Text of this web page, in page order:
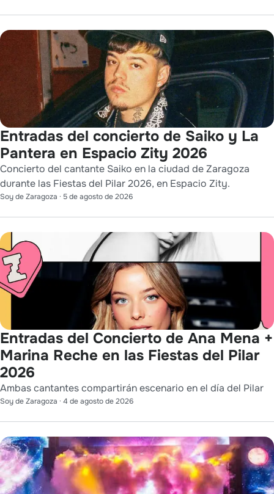
Entradas del concierto de Saiko y La
Pantera en Espacio Zity 2026
Concierto del cantante Saiko en la ciudad de Zaragoza
durante las Fiestas del Pilar 2026, en Espacio Zity.
Soy de Zaragoza · 5 de agosto de 2026
Entradas del Concierto de Ana Mena +
Marina Reche en las Fiestas del Pilar
2026
Ambas cantantes compartirán escenario en el día del Pilar
Soy de Zaragoza · 4 de agosto de 2026